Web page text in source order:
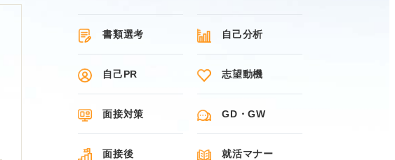
書類選考 自己分析
自己PR 志望動機
面接対策 GD・GW
面接後 就活マナー